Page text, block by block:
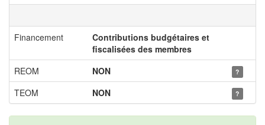
Financement
Contributions budgétaires et
fiscalisées des membres
REOM
NON ?
TEOM NON ?